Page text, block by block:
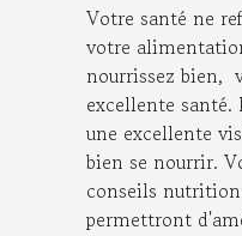
Votre santé ne
votre
nourrissez bien,
excellente
une excellente
bien se nourrir.
conseils
permettront